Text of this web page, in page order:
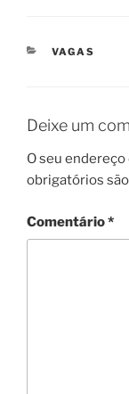
VAGAS
Deixe um
O seu
obrigatórios
Comentário*